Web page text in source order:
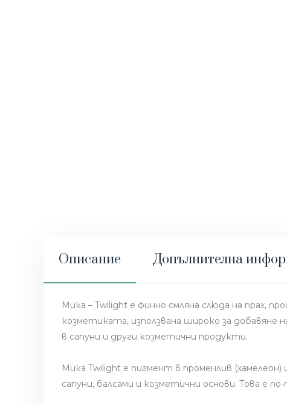
Описание Допълнителна
Мика – Twilight е финно смляна слюда на прах,
козметиката, използвана широко за
в сапуни и други козметични продукти.
Мика Twilight е пигмент в променлив
сапуни, балсами и козметични основи. Това